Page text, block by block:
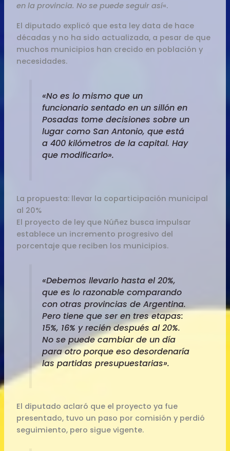
en la provincia. No se puede seguir así«.
El diputado explicó que esta ley data de hace
décadas y no ha sido actualizada, a pesar de que
muchos municipios han crecido en población y
necesidades.
«No es lo mismo que un
funcionario sentado en un sillón en
Posadas tome decisiones sobre un
lugar como San Antonio, que está
a 400 kilómetros de la capital. Hay
que modificarlo».
La propuesta: llevar la coparticipación municipal
al 20%
El proyecto de ley que Núñez busca impulsar
establece un incremento progresivo del
porcentaje que reciben los municipios.
«Debemos llevarlo hasta el 20%,
que es lo razonable comparando
con otras provincias de Argentina.
Pero tiene que ser en tres etapas:
15%, 16% y recién después al 20%.
No se puede cambiar de un día
para otro porque eso desordenaría
las partidas presupuestarias».
El diputado aclaró que el proyecto ya fue
presentado, tuvo un paso por comisión y perdió
seguimiento, pero sigue vigente.